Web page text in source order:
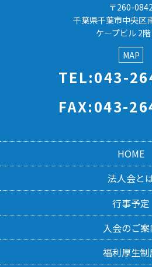
〒260-0842
千葉県千葉市中央区
ケープビル 2
MAP
TEL:043-
FAX:043-
HOME
法人会と
行事予定
入会のご案
福利厚生制